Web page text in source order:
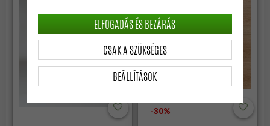
-30%
BEÁLLÍTÁSOK
CSAK A SZÜKSÉGES
ELFOGADÁS ÉS BEZÁRÁS